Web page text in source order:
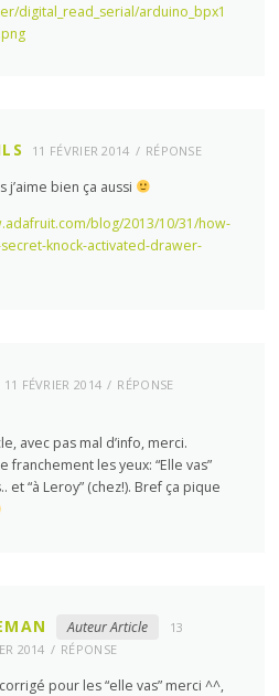
digital_read_serial/arduino_bpx1
11 FÉVRIER 2014 RÉPONSE
j’aime bien ça aussi
blog/2013/10/31/how-
knock-activated-drawer-
11 FÉVRIER 2014 RÉPONSE
avec pas mal d’info, merci.
franchement les yeux: “Elle vas”
et “à Leroy” (chez!). Bref ça pique
Auteur Article
13
2014
RÉPONSE
corrigé pour les “elle vas” merci ^^,